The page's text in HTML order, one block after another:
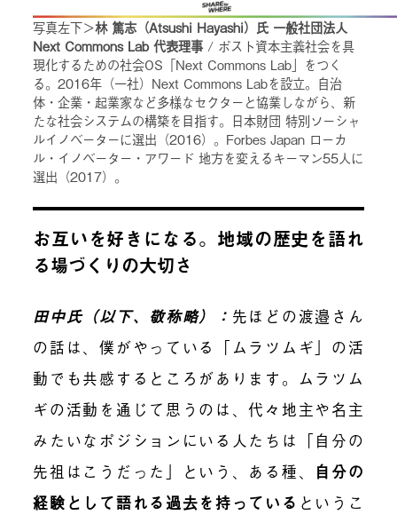
写真左下＞林 篤志（Atsushi Hayashi）氏 一般社団法人
Next Commons Lab 代表理事/ ポスト資本主義社会を具
現化するための社会OS「Next Commons Lab」をつく
る。2016年（一社）Next Commons Labを設立。自治
体・企業・起業家など多様なセクターと協業しながら、新
たな社会システムの構築を目指す。日本財団 特別ソーシャ
ルイノベーターに選出（2016）。Forbes Japan ローカ
ル・イノベーター・アワード 地方を変えるキーマン55人に
選出（2017）。
お互いを好きになる。地域の歴史を語れ
る場づくりの大切さ
田中氏（以下、敬称略）： 先ほどの渡邉さん
の話は、僕がやっている「ムラツムギ」の活
動でも共感するところがあります。ムラツム
ギの活動を通じて思うのは、代々地主や名主
みたいなポジションにいる人たちは「自分の
先祖はこうだった」という、ある種、
自分の
経験として語れる過去を持っている というこ